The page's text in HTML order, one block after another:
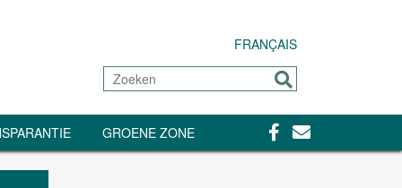
FRANÇAIS
Zoeken
Sturen
GROENE ZONE Facebook
Contact